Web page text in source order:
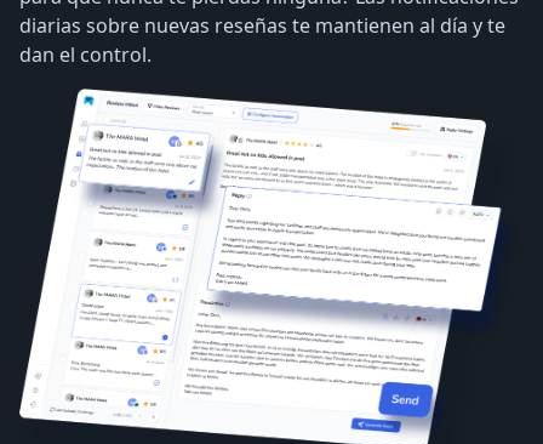
diarias sobre nuevas reseñas te mantienen al día y te
dan el control.